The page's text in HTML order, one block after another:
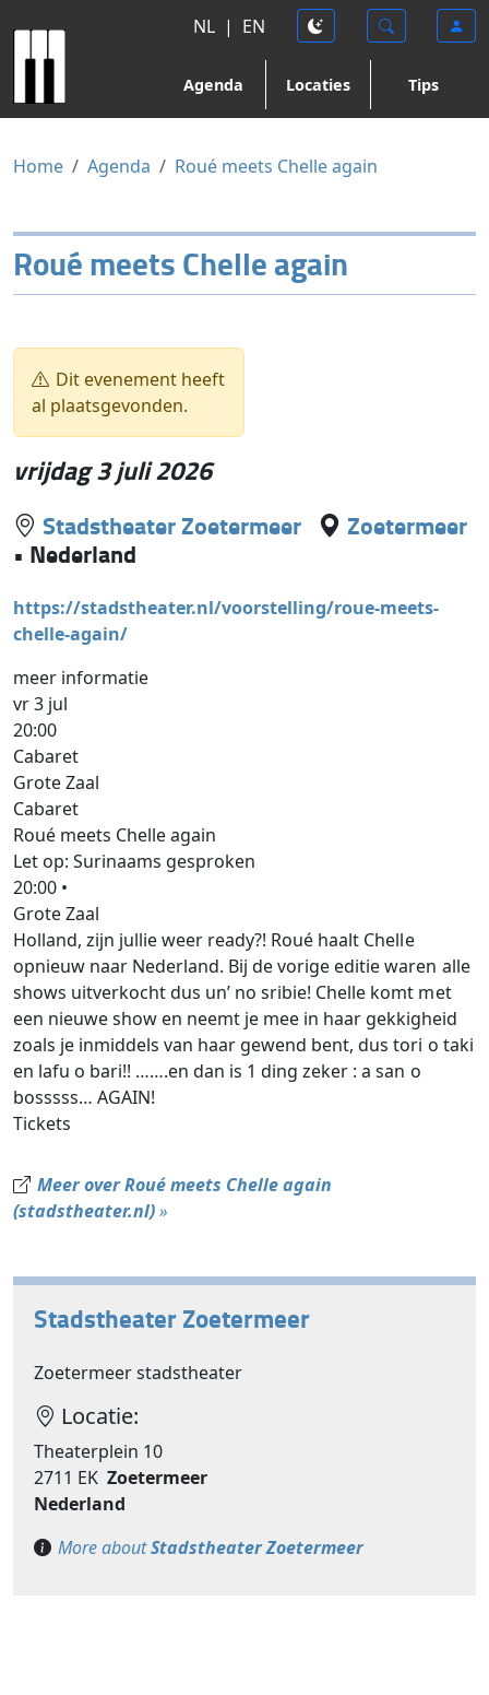
NL | EN
Agenda Locaties Tips
Home Agenda Roué meets Chelle again
Roué meets Chelle again
Dit evenement heeft
al plaatsgevonden.
vrijdag 3 juli 2026
Stadstheater Zoetermeer
Zoetermeer
• Nederland
https://stadstheater.nl/voorstelling/roue-meets-
chelle-again/
meer informatie
vr 3 jul
20:00
Cabaret
Grote Zaal
Cabaret
Roué meets Chelle again
Let op: Surinaams gesproken
20:00 •
Grote Zaal
Holland, zijn jullie weer ready?! Roué haalt Chelle
opnieuw naar Nederland. Bij de vorige editie waren alle
shows uitverkocht dus un’ no sribie! Chelle komt met
een nieuwe show en neemt je mee in haar gekkigheid
zoals je inmiddels van haar gewend bent, dus tori o taki
en lafu o bari!! …….en dan is 1 ding zeker : a san o
bosssss… AGAIN!
Tickets
Meer over Roué meets Chelle again
(stadstheater.nl)»
Stadstheater Zoetermeer
Zoetermeer stadstheater
Locatie:
Theaterplein 10
2711 EK Zoetermeer
Nederland
More aboutStadstheater Zoetermeer